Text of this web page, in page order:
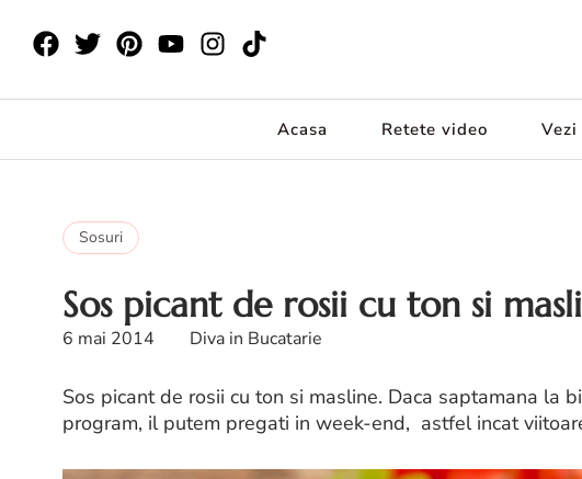
Acasa Retete video
Sosuri
Sos picant de rosii cu ton si
6 mai 2014 Diva in Bucatarie
Sos picant de rosii cu ton si masline. Daca saptamana la
program, il putem pregati in week-end, astfel incat